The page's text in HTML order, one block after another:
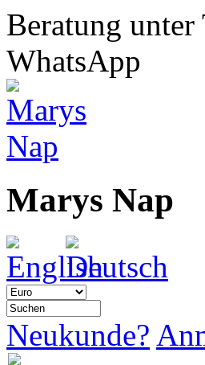
Beratung unter
WhatsApp
Marys Nap
Neukunde?